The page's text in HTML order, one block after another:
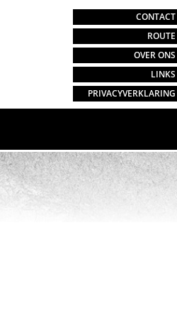
CONTACT
ROUTE
OVER ONS
LINKS
PRIVACYVERKLARING